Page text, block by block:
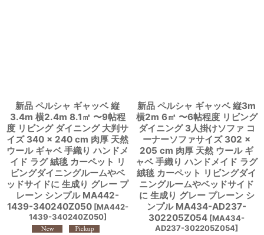
新品 ペルシャ ギャッベ 縦
3.4m 横2.4m 8.1㎡ 〜9帖程
度 リビング ダイニング 大判サ
イズ 340 × 240 cm 肉厚 天然
ウール ギャベ 手織り ハンドメ
イド ラグ 絨毯 カーペット リ
ビングダイニングルームやベ
ッドサイドに 生成り グレー プ
レーン シンプル MA442-
1439-340240Z050 [MA442-
1439-340240Z050]
新品 ペルシャ ギャッベ 縦3m
横2m 6㎡ 〜6帖程度 リビング
ダイニング 3人掛けソファ コ
ーナーソファサイズ 302 ×
205 cm 肉厚 天然 ウール ギ
ャベ 手織り ハンドメイド ラグ
絨毯 カーペット リビングダイ
ニングルームやベッドサイド
に 生成り グレー プレーン シ
ンプル MA434-AD237-
302205Z054 [MA434-
AD237-302205Z054]